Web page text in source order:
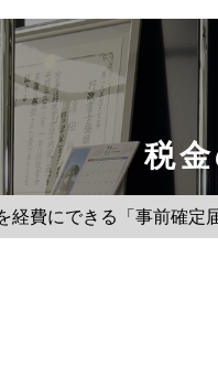
税
経費にできる「事前確